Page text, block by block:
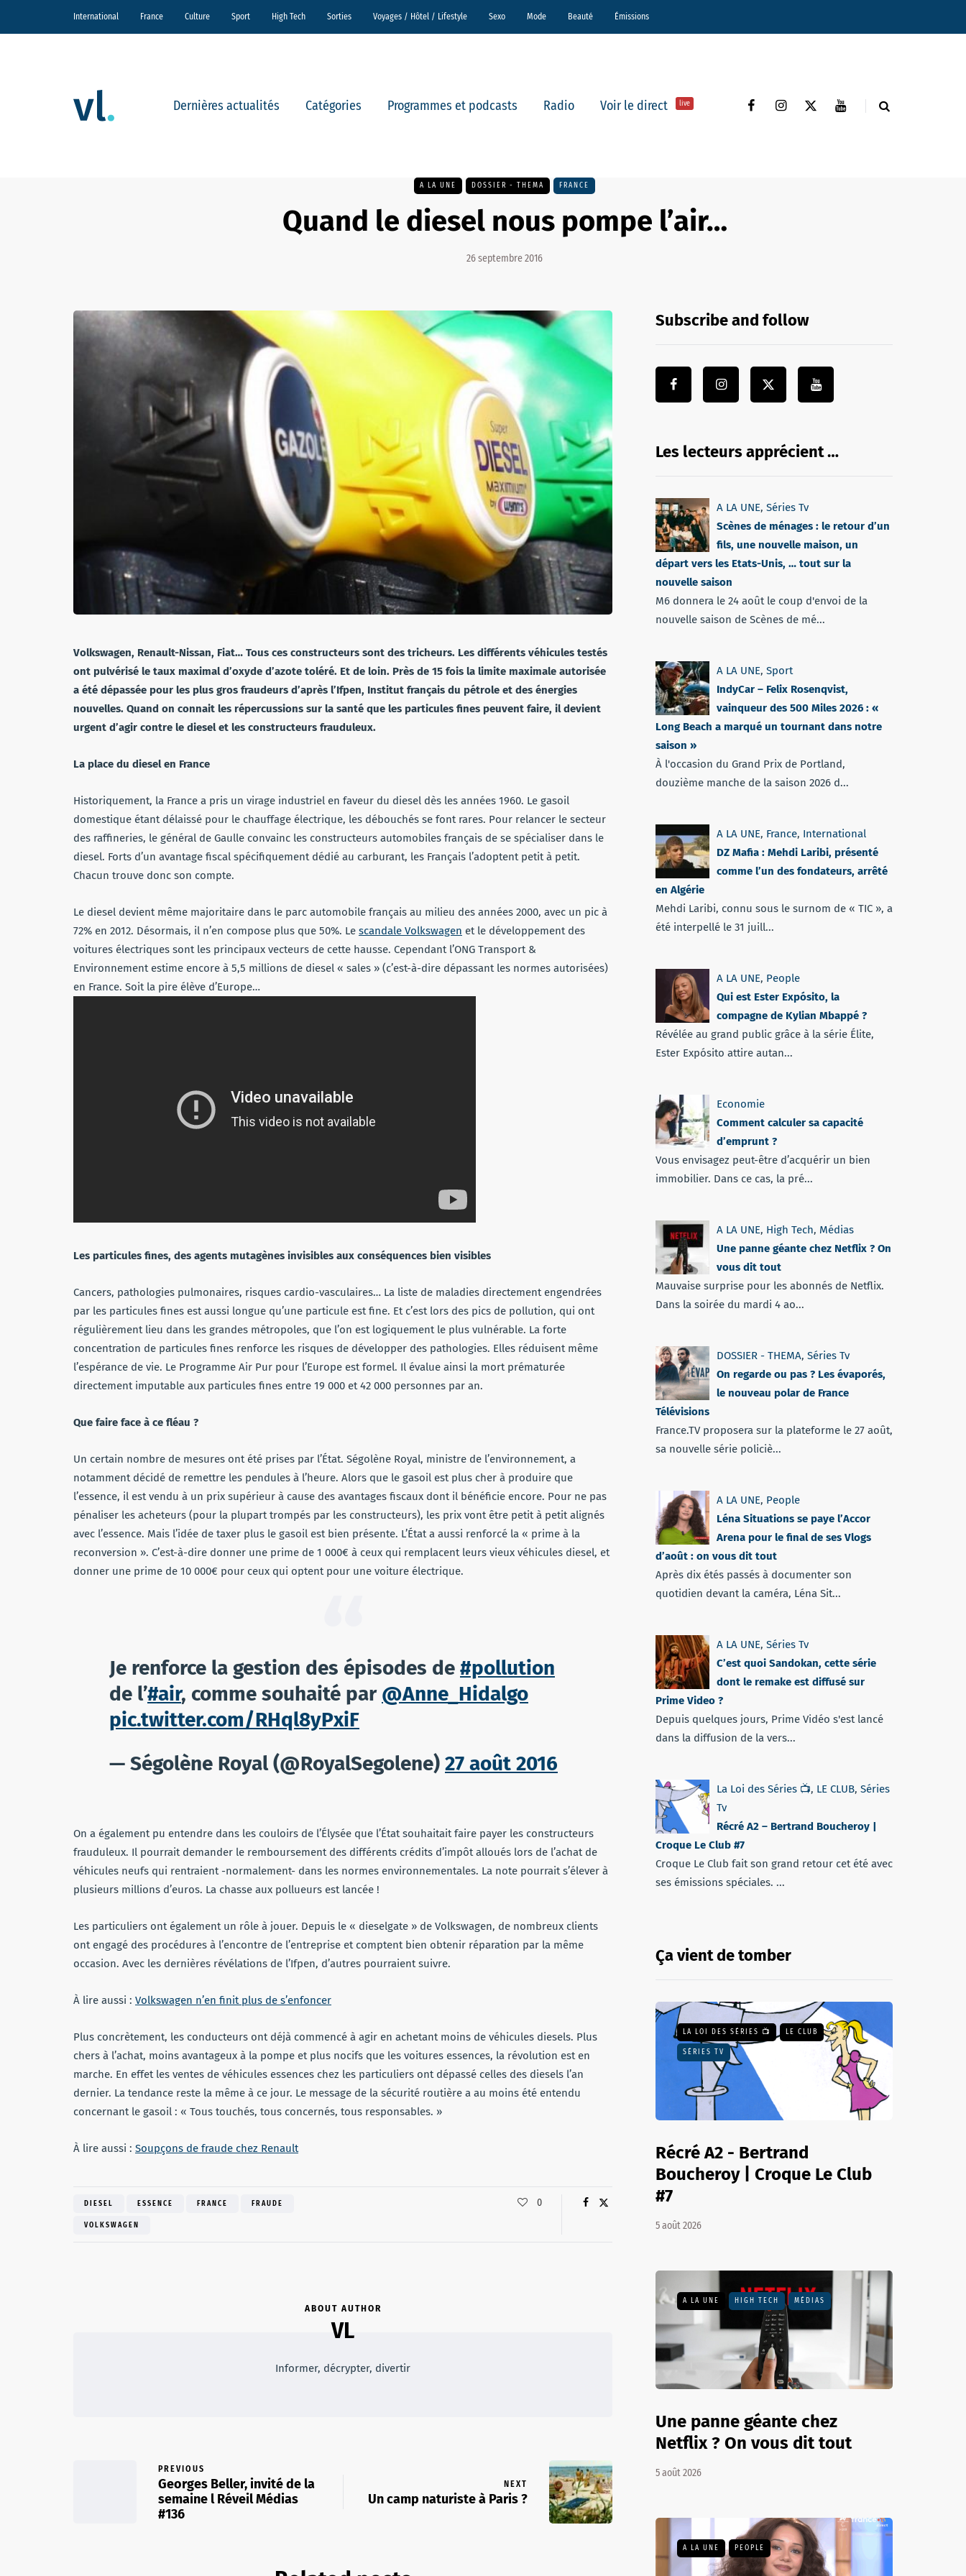
International France Culture Sport High Tech Sorties Voyages / Hôtel / Lifestyle Sexo Mode Beauté Émissions
Dernières actualités Catégories Programmes et podcasts Radio Voir le direct live
A LA UNE DOSSIER - THEMA FRANCE
Quand le diesel nous pompe l’air…
26 septembre 2016
Volkswagen, Renault-Nissan, Fiat… Tous ces constructeurs sont des tricheurs. Les différents véhicules testés
ont pulvérisé le taux maximal d’oxyde d’azote toléré. Et de loin. Près de 15 fois la limite maximale autorisée
a été dépassée pour les plus gros fraudeurs d’après l’Ifpen, Institut français du pétrole et des énergies
nouvelles. Quand on connait les répercussions sur la santé que les particules fines peuvent faire, il devient
urgent d’agir contre le diesel et les constructeurs frauduleux.
La place du diesel en France
Historiquement, la France a pris un virage industriel en faveur du diesel dès les années 1960. Le gasoil
domestique étant délaissé pour le chauffage électrique, les débouchés se font rares. Pour relancer le secteur
des raffineries, le général de Gaulle convainc les constructeurs automobiles français de se spécialiser dans le
diesel. Forts d’un avantage fiscal spécifiquement dédié au carburant, les Français l’adoptent petit à petit.
Chacun trouve donc son compte.
Le diesel devient même majoritaire dans le parc automobile français au milieu des années 2000, avec un pic à
72% en 2012. Désormais, il n’en compose plus que 50%. Le scandale Volkswagen et le développement des
voitures électriques sont les principaux vecteurs de cette hausse. Cependant l’ONG Transport &
Environnement estime encore à 5,5 millions de diesel « sales » (c’est-à-dire dépassant les normes autorisées)
en France. Soit la pire élève d’Europe…
Les particules fines, des agents mutagènes invisibles aux conséquences bien visibles
Cancers, pathologies pulmonaires, risques cardio-vasculaires… La liste de maladies directement engendrées
par les particules fines est aussi longue qu’une particule est fine. Et c’est lors des pics de pollution, qui ont
régulièrement lieu dans les grandes métropoles, que l’on est logiquement le plus vulnérable. La forte
concentration de particules fines renforce les risques de développer des pathologies. Elles réduisent même
l’espérance de vie. Le Programme Air Pur pour l’Europe est formel. Il évalue ainsi la mort prématurée
directement imputable aux particules fines entre 19 000 et 42 000 personnes par an.
Que faire face à ce fléau ?
Un certain nombre de mesures ont été prises par l’État. Ségolène Royal, ministre de l’environnement, a
notamment décidé de remettre les pendules à l’heure. Alors que le gasoil est plus cher à produire que
l’essence, il est vendu à un prix supérieur à cause des avantages fiscaux dont il bénéficie encore. Pour ne pas
pénaliser les acheteurs (pour la plupart trompés par les constructeurs), les prix vont être petit à petit alignés
avec l’essence. Mais l’idée de taxer plus le gasoil est bien présente. L’État a aussi renforcé la « prime à la
reconversion ». C’est-à-dire donner une prime de 1 000€ à ceux qui remplacent leurs vieux véhicules diesel, et
donner une prime de 10 000€ pour ceux qui optent pour une voiture électrique.
Je renforce la gestion des épisodes de #pollution
de l’#air, comme souhaité par @Anne_Hidalgo
pic.twitter.com/RHql8yPxiF
— Ségolène Royal (@RoyalSegolene) 27 août 2016
On a également pu entendre dans les couloirs de l’Élysée que l’État souhaitait faire payer les constructeurs
frauduleux. Il pourrait demander le remboursement des différents crédits d’impôt alloués lors de l’achat de
véhicules neufs qui rentraient -normalement- dans les normes environnementales. La note pourrait s’élever à
plusieurs millions d’euros. La chasse aux pollueurs est lancée !
Les particuliers ont également un rôle à jouer. Depuis le « dieselgate » de Volkswagen, de nombreux clients
ont engagé des procédures à l’encontre de l’entreprise et comptent bien obtenir réparation par la même
occasion. Avec les dernières révélations de l’Ifpen, d’autres pourraient suivre.
À lire aussi : Volkswagen n’en finit plus de s’enfoncer
Plus concrètement, les conducteurs ont déjà commencé à agir en achetant moins de véhicules diesels. Plus
chers à l’achat, moins avantageux à la pompe et plus nocifs que les voitures essences, la révolution est en
marche. En effet les ventes de véhicules essences chez les particuliers ont dépassé celles des diesels l’an
dernier. La tendance reste la même à ce jour. Le message de la sécurité routière a au moins été entendu
concernant le gasoil : « Tous touchés, tous concernés, tous responsables. »
À lire aussi : Soupçons de fraude chez Renault
DIESEL ESSENCE FRANCE FRAUDE
VOLKSWAGEN
0
ABOUT AUTHOR
VL
Informer, décrypter, divertir
PREVIOUS
Georges Beller, invité de la
semaine l Réveil Médias
#136
NEXT
Un camp naturiste à Paris ?
Subscribe and follow
Les lecteurs apprécient …
A LA UNE, Séries Tv
Scènes de ménages : le retour d’un
fils, une nouvelle maison, un
départ vers les Etats-Unis, … tout sur la
nouvelle saison
M6 donnera le 24 août le coup d'envoi de la
nouvelle saison de Scènes de mé...
A LA UNE, Sport
IndyCar – Felix Rosenqvist,
vainqueur des 500 Miles 2026 : «
Long Beach a marqué un tournant dans notre
saison »
À l'occasion du Grand Prix de Portland,
douzième manche de la saison 2026 d...
A LA UNE, France, International
DZ Mafia : Mehdi Laribi, présenté
comme l’un des fondateurs, arrêté
en Algérie
Mehdi Laribi, connu sous le surnom de « TIC », a
été interpellé le 31 juill...
A LA UNE, People
Qui est Ester Expósito, la
compagne de Kylian Mbappé ?
Révélée au grand public grâce à la série Élite,
Ester Expósito attire autan...
Economie
Comment calculer sa capacité
d’emprunt ?
Vous envisagez peut-être d’acquérir un bien
immobilier. Dans ce cas, la pré...
A LA UNE, High Tech, Médias
Une panne géante chez Netflix ? On
vous dit tout
Mauvaise surprise pour les abonnés de Netflix.
Dans la soirée du mardi 4 ao...
DOSSIER - THEMA, Séries Tv
On regarde ou pas ? Les évaporés,
le nouveau polar de France
Télévisions
France.TV proposera sur la plateforme le 27 août,
sa nouvelle série policiè...
A LA UNE, People
Léna Situations se paye l’Accor
Arena pour le final de ses Vlogs
d’août : on vous dit tout
Après dix étés passés à documenter son
quotidien devant la caméra, Léna Sit...
A LA UNE, Séries Tv
C’est quoi Sandokan, cette série
dont le remake est diffusé sur
Prime Video ?
Depuis quelques jours, Prime Vidéo s'est lancé
dans la diffusion de la vers...
La Loi des Séries 📺, LE CLUB, Séries
Tv
Récré A2 – Bertrand Boucheroy |
Croque Le Club #7
Croque Le Club fait son grand retour cet été avec
ses émissions spéciales. ...
Ça vient de tomber
LA LOI DES SÉRIES 📺 LE CLUB
SÉRIES TV
Récré A2 - Bertrand
Boucheroy | Croque Le Club
#7
5 août 2026
A LA UNE HIGH TECH MÉDIAS
Une panne géante chez
Netflix ? On vous dit tout
5 août 2026
A LA UNE PEOPLE